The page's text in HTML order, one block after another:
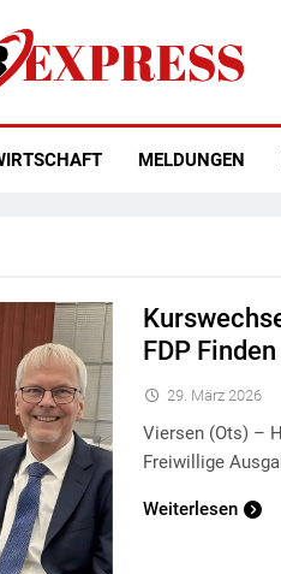
MELDUNGEN
FDP
29. März 2026
Viersen (ots) –
Freiwillige
Weiterlesen